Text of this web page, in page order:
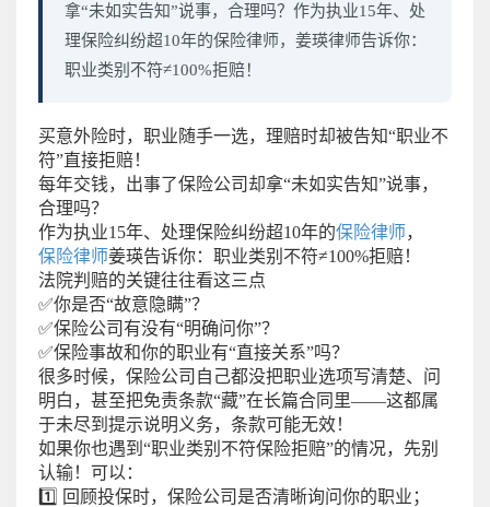
拿“未如实告知”说事，合理吗？作为执业15年、处
理保险纠纷超10年的保险律师，姜瑛律师告诉你：
职业类别不符≠100%拒赔！
买意外险时，职业随手一选，理赔时却被告知“职业不
符”直接拒赔！
每年交钱，出事了保险公司却拿“未如实告知”说事，
合理吗？
作为执业15年、处理保险纠纷超10年的保险律师，
保险律师姜瑛告诉你：职业类别不符≠100%拒赔！
法院判赔的关键往往看这三点
✅你是否“故意隐瞒”？
✅保险公司有没有“明确问你”？
✅保险事故和你的职业有“直接关系”吗？
很多时候，保险公司自己都没把职业选项写清楚、问
明白，甚至把免责条款“藏”在长篇合同里——这都属
于未尽到提示说明义务，条款可能无效！
如果你也遇到“职业类别不符保险拒赔”的情况，先别
认输！可以：
1️⃣ 回顾投保时，保险公司是否清晰询问你的职业；